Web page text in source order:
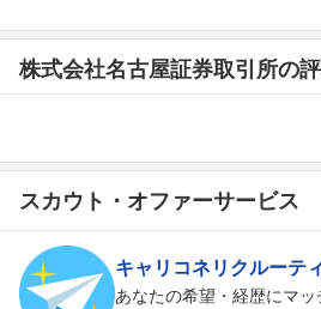
株式会社名古屋証券取引所の
スカウト・オファーサービス
キャリコネリクルーテ
あなたの希望・経歴にマ